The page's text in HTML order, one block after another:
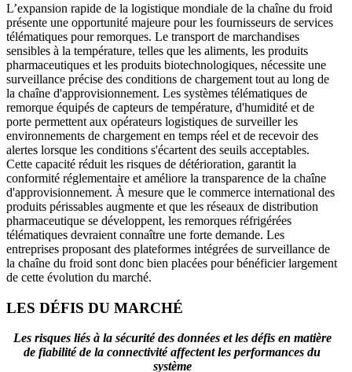
L’expansion rapide de la logistique mondiale de la chaîne du froid
présente une opportunité majeure pour les fournisseurs de services
télématiques pour remorques. Le transport de marchandises
sensibles à la température, telles que les aliments, les produits
pharmaceutiques et les produits biotechnologiques, nécessite une
surveillance précise des conditions de chargement tout au long de
la chaîne d'approvisionnement. Les systèmes télématiques de
remorque équipés de capteurs de température, d'humidité et de
porte permettent aux opérateurs logistiques de surveiller les
environnements de chargement en temps réel et de recevoir des
alertes lorsque les conditions s'écartent des seuils acceptables.
Cette capacité réduit les risques de détérioration, garantit la
conformité réglementaire et améliore la transparence de la chaîne
d'approvisionnement. À mesure que le commerce international des
produits périssables augmente et que les réseaux de distribution
pharmaceutique se développent, les remorques réfrigérées
télématiques devraient connaître une forte demande. Les
entreprises proposant des plateformes intégrées de surveillance de
la chaîne du froid sont donc bien placées pour bénéficier largement
de cette évolution du marché.
LES DÉFIS DU MARCHÉ
Les risques liés à la sécurité des données et les défis en matière
de fiabilité de la connectivité affectent les performances du
système